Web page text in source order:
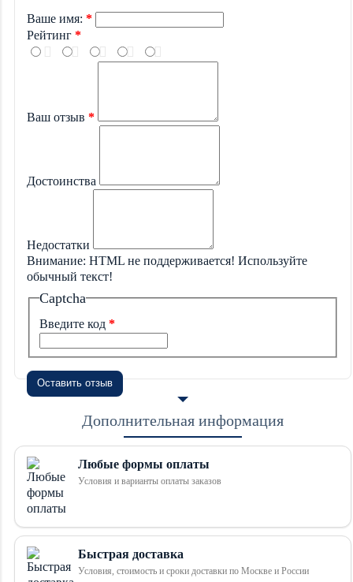
Ваше имя:
Рейтинг
Ваш отзыв
Достоинства
Недостатки
Внимание: HTML не поддерживается! Используйте
обычный текст!
Captcha
Введите код
Оставить отзыв
Дополнительная информация
Любые формы оплаты
Условия и варианты оплаты заказов
Быстрая доставка
Условия, стоимость и сроки доставки по Москве и России